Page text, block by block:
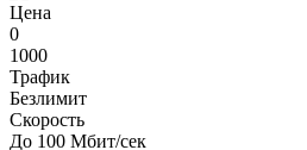
Цена
0
1000
Трафик
Безлимит
Скорость
До 100 Мбит/сек